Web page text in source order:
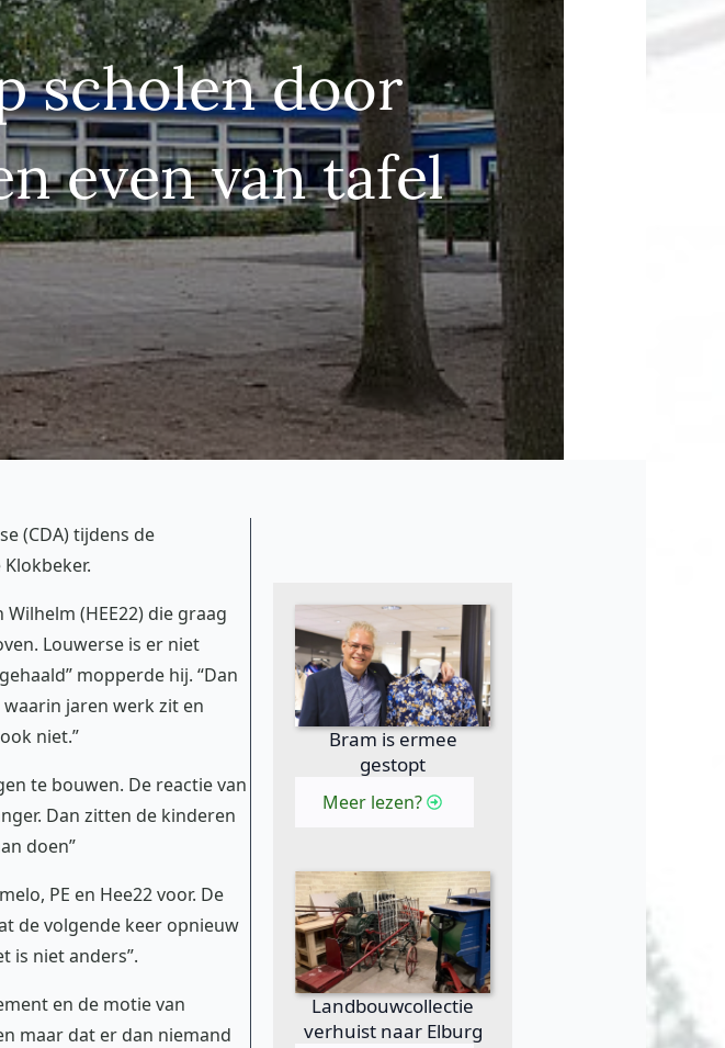
scholen door
even van tafel
(CDA) tijdens de
(HEE22) die graag
Louwerse is er niet
mopperde hij. “Dan
jaren werk zit en
niet.”
te bouwen. De reactie van
Dan zitten de kinderen
doen”
PE en Hee22 voor. De
de volgende keer opnieuw
is niet anders”.
en de motie van
maar dat er dan niemand
Bram is ermee
gestopt
Meer lezen?
Landbouwcollectie
verhuist naar Elburg